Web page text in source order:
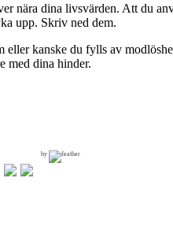
nära dina livsvärden. Att du
upp. Skriv ned dem.
kanske du fylls av
med dina hinder.
by